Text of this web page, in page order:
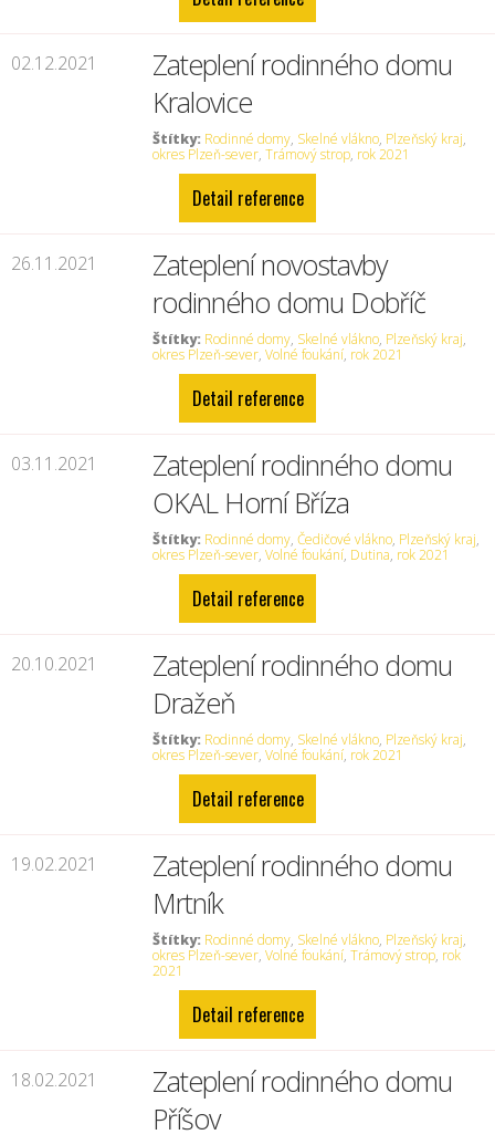
02.12.2021
Zateplení rodinného domu
Kralovice
Štítky: Rodinné domy, Skelné vlákno, Plzeňský kraj,
okres Plzeň-sever,Trámový strop, rok 2021
Detail reference
26.11.2021
Zateplení novostavby
rodinného domu Dobříč
Štítky: Rodinné domy, Skelné vlákno, Plzeňský kraj,
okres Plzeň-sever,Volné foukání, rok 2021
Detail reference
03.11.2021
Zateplení rodinného domu
OKAL Horní Bříza
Štítky: Rodinné domy,Čedičové vlákno, Plzeňský kraj,
okres Plzeň-sever,Volné foukání, Dutina, rok 2021
Detail reference
20.10.2021
Zateplení rodinného domu
Dražeň
Štítky: Rodinné domy, Skelné vlákno, Plzeňský kraj,
okres Plzeň-sever,Volné foukání, rok 2021
Detail reference
19.02.2021
Zateplení rodinného domu
Mrtník
Štítky: Rodinné domy, Skelné vlákno, Plzeňský kraj,
okres Plzeň-sever,Volné foukání,Trámový strop, rok
2021
Detail reference
18.02.2021
Zateplení rodinného domu
Příšov